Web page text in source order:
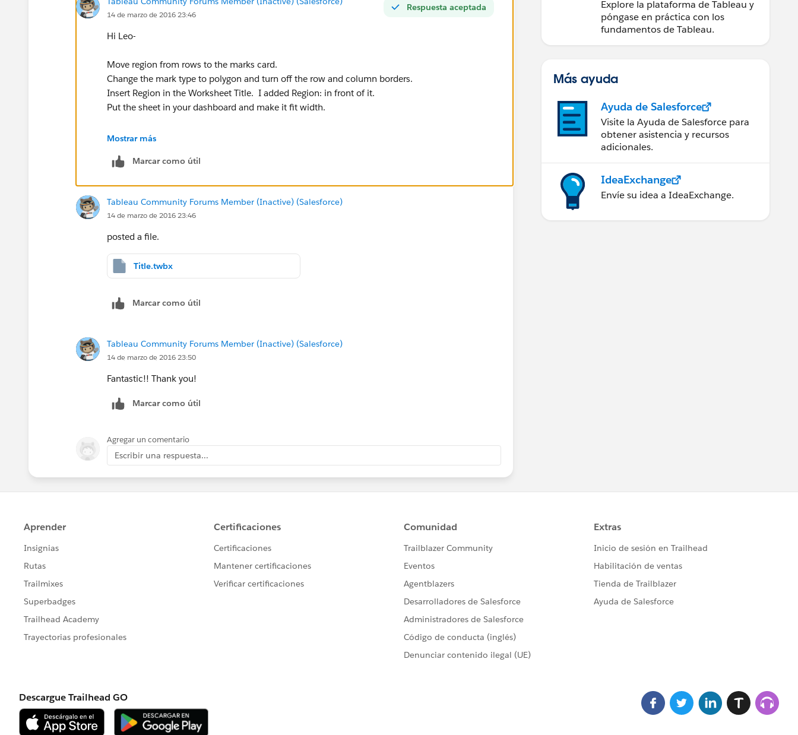
Respuesta aceptada
14 de marzo de 2016 23:46
Hi Leo-
Move region from rows to the marks card.
Change the mark type to polygon and turn off the row and column borders.
Insert Region in the Worksheet Title. I added Region: in front of it.
Put the sheet in your dashboard and make it fit width.
9.2 attached.
Mostrar más
Marcar como útil
Tableau Community Forums Member (Inactive) (Salesforce)
14 de marzo de 2016 23:46
posted a file.
Title.twbx
Marcar como útil
Tableau Community Forums Member (Inactive) (Salesforce)
14 de marzo de 2016 23:50
Fantastic!! Thank you!
Marcar como útil
Agregar un comentario
Escribir una respuesta...
los datos
Explore la plataforma de Tableau y
póngase en práctica con los
fundamentos de Tableau.
Más ayuda
Ayuda de Salesforce
Visite la Ayuda de Salesforce para
obtener asistencia y recursos
adicionales.
IdeaExchange
Envíe su idea a IdeaExchange.